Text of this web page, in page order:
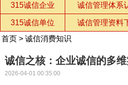
315诚信企业 诚信管理体系
315诚信单位 诚信管理资料
首页 > 诚信消费知识
诚信之核：企业诚信的多
2026-04-01 00:35:00